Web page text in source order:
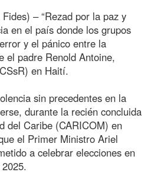
– “Rezad por la paz y
en el país donde los grupos
y el pánico entre la
el padre Renold Antoine,
en Haití.
sin precedentes en la
durante la recién concluida
del Caribe (CARICOM) en
el Primer Ministro Ariel
a celebrar elecciones en